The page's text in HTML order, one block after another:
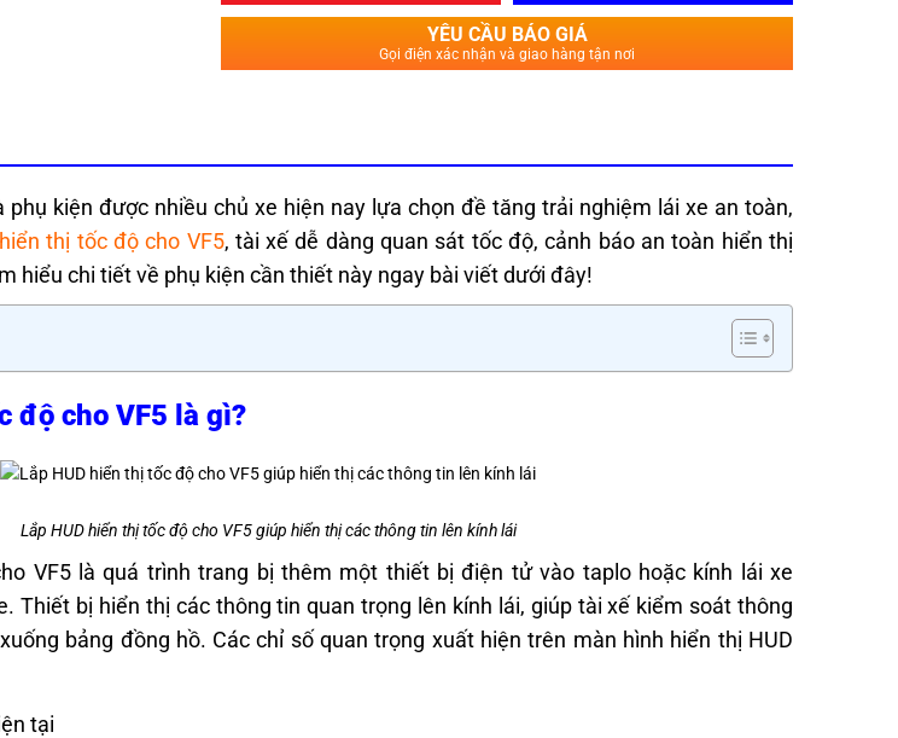
YÊU CẦU BÁO GIÁ
Gọi điện xác nhận và giao hàng tận nơi
phụ kiện được nhiều chủ xe hiện nay lựa chọn đề tăng trải nghiệm lái xe an toàn,
thị tốc độ cho VF5, tài xế dễ dàng quan sát tốc độ, cảnh báo an toàn hiển thị
hiểu chi tiết về phụ kiện cần thiết này ngay bài viết dưới đây!
độ cho VF5 là gì?
Lắp HUD hiển thị tốc độ cho VF5 giúp hiển thị các thông tin lên kính lái
VF5 là quá trình trang bị thêm một thiết bị điện tử vào taplo hoặc kính lái xe
Thiết bị hiển thị các thông tin quan trọng lên kính lái, giúp tài xế kiểm soát thông
bảng đồng hồ. Các chỉ số quan trọng xuất hiện trên màn hình hiển thị HUD
tại